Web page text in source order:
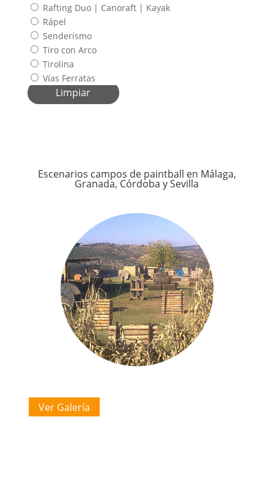
Rafting Duo | Canoraft | Kayak
Rápel
Senderismo
Tiro con Arco
Tirolina
Vías Ferratas
Limpiar
Escenarios campos de paintball en Málaga,
Granada, Córdoba y Sevilla
Ver Galería